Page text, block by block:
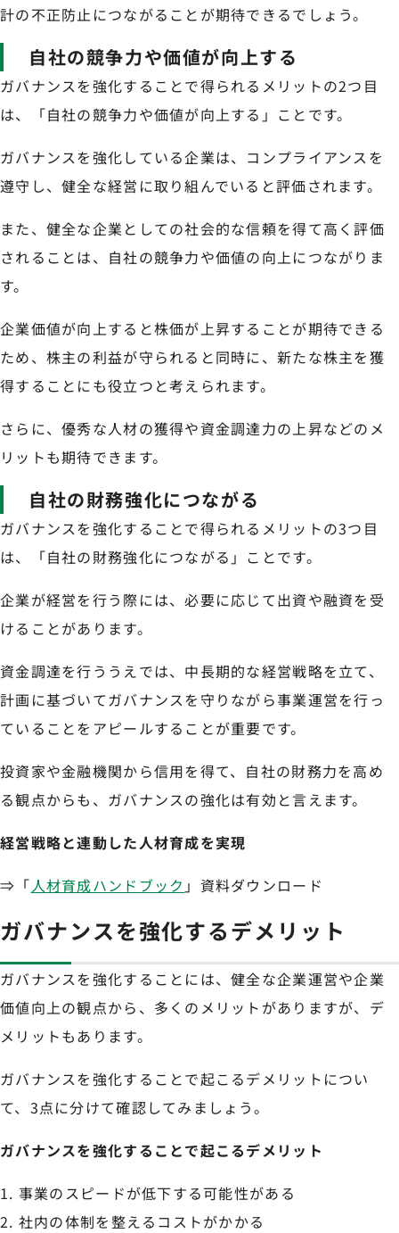
計の不正防止につながることが期待できるでしょう。
自社の競争力や価値が向上する
ガバナンスを強化することで得られるメリットの2つ目
は、「自社の競争力や価値が向上する」ことです。
ガバナンスを強化している企業は、コンプライアンスを
遵守し、健全な経営に取り組んでいると評価されます。
また、健全な企業としての社会的な信頼を得て高く評価
されることは、自社の競争力や価値の向上につながりま
す。
企業価値が向上すると株価が上昇することが期待できる
ため、株主の利益が守られると同時に、新たな株主を獲
得することにも役立つと考えられます。
さらに、優秀な人材の獲得や資金調達力の上昇などのメ
リットも期待できます。
自社の財務強化につながる
ガバナンスを強化することで得られるメリットの3つ目
は、「自社の財務強化につながる」ことです。
企業が経営を行う際には、必要に応じて出資や融資を受
けることがあります。
資金調達を行ううえでは、中長期的な経営戦略を立て、
計画に基づいてガバナンスを守りながら事業運営を行っ
ていることをアピールすることが重要です。
投資家や金融機関から信用を得て、自社の財務力を高め
る観点からも、ガバナンスの強化は有効と言えます。
経営戦略と連動した人材育成を実現
⇒「人材育成ハンドブック 」資料ダウンロード
ガバナンスを強化するデメリット
ガバナンスを強化することには、健全な企業運営や企業
価値向上の観点から、多くのメリットがありますが、デ
メリットもあります。
ガバナンスを強化することで起こるデメリットについ
て、3点に分けて確認してみましょう。
ガバナンスを強化することで起こるデメリット
事業のスピードが低下する可能性がある
社内の体制を整えるコストがかかる